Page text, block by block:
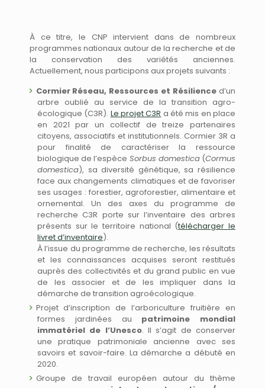
À ce titre, le CNP intervient dans de nombreux
programmes nationaux autour de la recherche et de
la conservation des variétés anciennes.
Actuellement, nous participons aux projets suivants :
Cormier Réseau, Ressources et Résilience d’un
arbre oublié au service de la transition agro-
écologique (C3R). Le projet C3R a été mis en place
en 2021 par un collectif de treize partenaires
citoyens, associatifs et institutionnels. Cormier 3R a
pour finalité de caractériser la ressource
biologique de l’espèce Sorbus domestica(Cormus
domestica), sa diversité génétique, sa résilience
face aux changements climatiques et de favoriser
ses usages : forestier, agroforestier, alimentaire et
ornemental. Un des axes du programme de
recherche C3R porte sur l’inventaire des arbres
présents sur le territoire national (télécharger le
livret d’inventaire).
À l’issue du programme de recherche, les résultats
et les connaissances acquises seront restitués
auprès des collectivités et du grand public en vue
de les associer et de les impliquer dans la
démarche de transition agroécologique.
Projet d’inscription de l’arboriculture fruitière en
formes jardinées au patrimoine mondial
immatériel de l’Unesco. Il s’agit de conserver
une pratique patrimoniale ancienne avec ses
savoirs et savoir-faire. La démarche a débuté en
2020.
Groupe de travail européen autour du thème